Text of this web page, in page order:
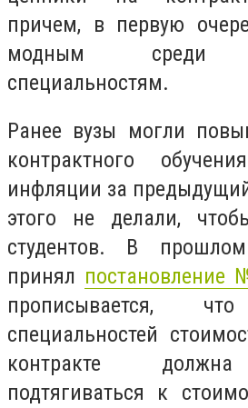
причем, в первую
модным среди
специальностям.
Ранее вузы могли
контрактного
инфляции за
этого не делали,
студентов. В
принял постановление
прописывается,
специальностей
контракте
подтягиваться к